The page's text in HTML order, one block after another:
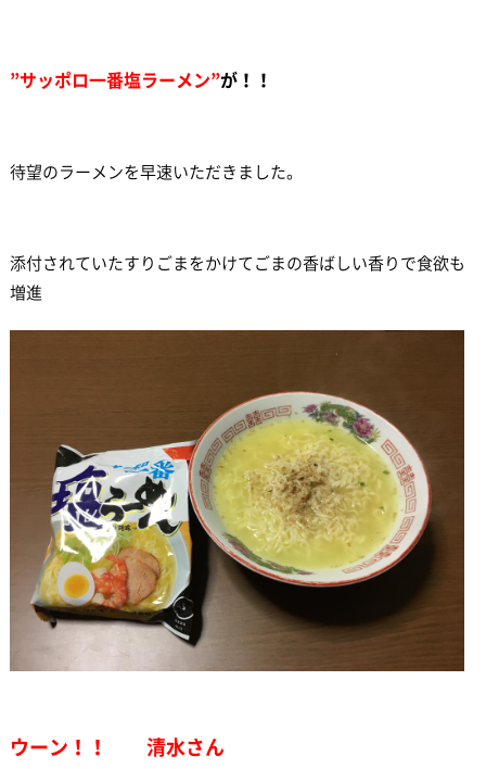
”サッポロ一番塩ラーメン”が！！
待望のラーメンを早速いただきました。
添付されていたすりごまをかけてごまの香ばしい香りで食欲も
増進
ウーン！！ 清水さん